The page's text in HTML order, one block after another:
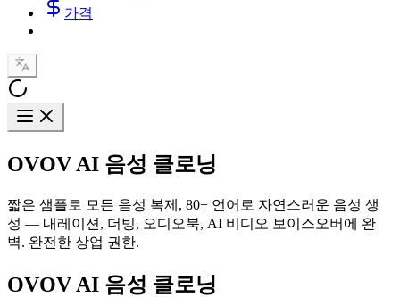
가격
OVOV AI 음성 클로닝
짧은 샘플로 모든 음성 복제, 80+ 언어로 자연스러운 음성 생
성 — 내레이션, 더빙, 오디오북, AI 비디오 보이스오버에 완
벽. 완전한 상업 권한.
OVOV AI 음성 클로닝